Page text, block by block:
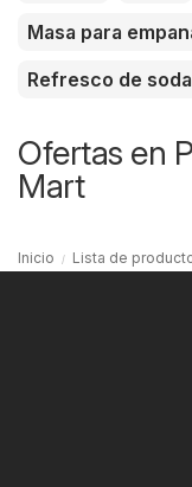
Masa para
Refresco de soda
Ofertas en
Mart
Inicio Lista de